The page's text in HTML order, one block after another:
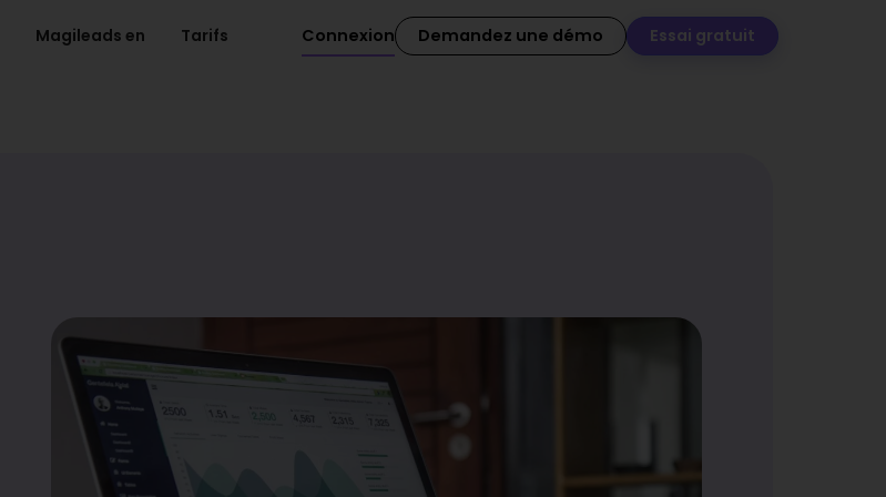
Magileads en Tarifs Connexion Demandez une démo Essai gratuit